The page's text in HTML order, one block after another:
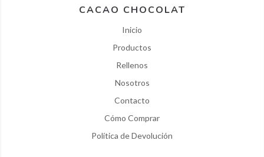
CACAO CHOCOLAT
Inicio
Productos
Rellenos
Nosotros
Contacto
Cómo Comprar
Política de Devolución